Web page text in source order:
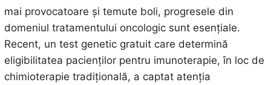
mai provocatoare și temute boli, progresele din
domeniul tratamentului oncologic sunt esențiale.
Recent, un test genetic gratuit care determină
eligibilitatea pacienților pentru imunoterapie, în loc de
chimioterapie tradițională, a captat atenția